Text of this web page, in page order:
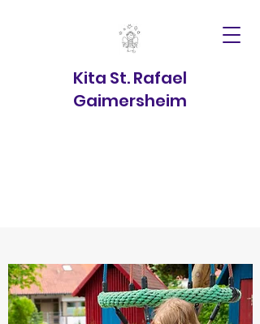
Kita St. Rafael
Gaimersheim